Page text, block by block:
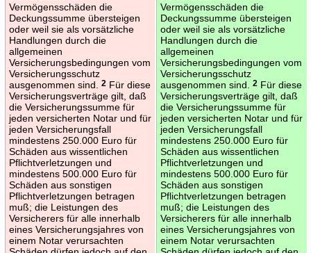
Vermögensschäden die
Deckungssumme übersteigen
oder weil sie als vorsätzliche
Handlungen durch die
allgemeinen
Versicherungsbedingungen vom
Versicherungsschutz
ausgenommen sind.
2Für diese
Versicherungsverträge gilt, daß
die Versicherungssumme für
jeden versicherten Notar und für
jeden Versicherungsfall
mindestens 250.000 Euro für
Schäden aus wissentlichen
Pflichtverletzungen und
mindestens 500.000 Euro für
Schäden aus sonstigen
Pflichtverletzungen betragen
muß; die Leistungen des
Versicherers für alle innerhalb
eines Versicherungsjahres von
einem Notar verursachten
Vermögensschäden die
Deckungssumme übersteigen
oder weil sie als vorsätzliche
Handlungen durch die
allgemeinen
Versicherungsbedingungen vom
Versicherungsschutz
ausgenommen sind.
2Für diese
Versicherungsverträge gilt, daß
die Versicherungssumme für
jeden versicherten Notar und für
jeden Versicherungsfall
mindestens 250.000 Euro für
Schäden aus wissentlichen
Pflichtverletzungen und
mindestens 500.000 Euro für
Schäden aus sonstigen
Pflichtverletzungen betragen
muß; die Leistungen des
Versicherers für alle innerhalb
eines Versicherungsjahres von
einem Notar verursachten